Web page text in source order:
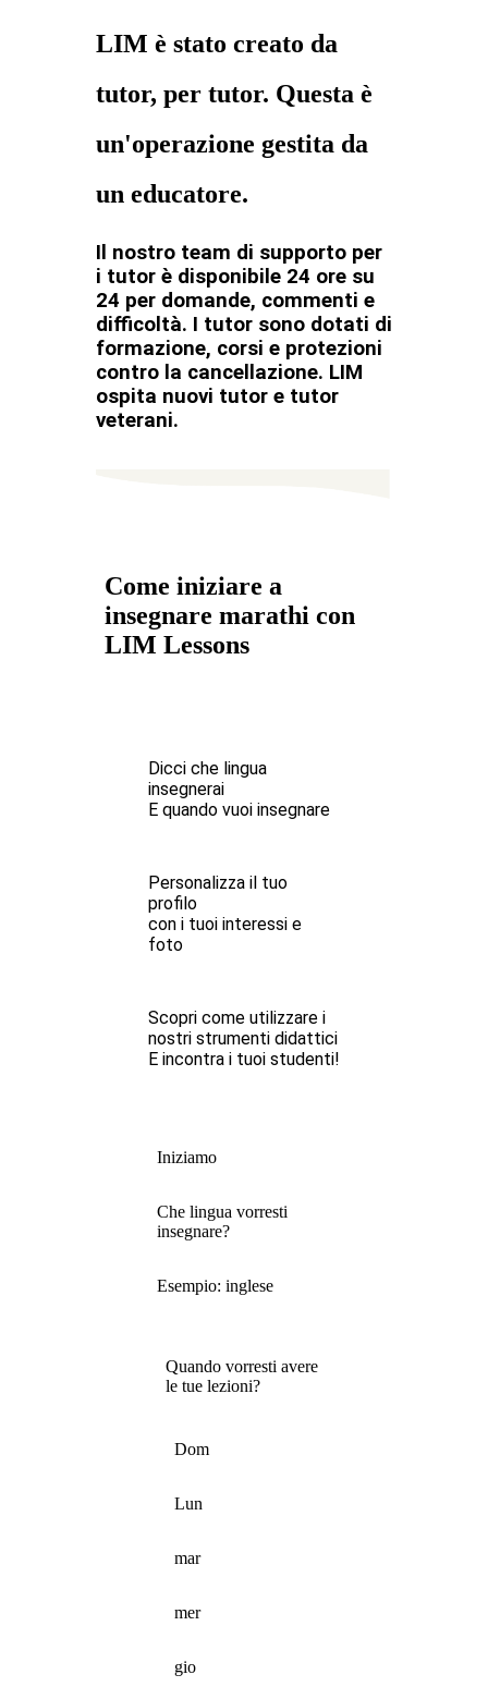
LIM è stato creato da
tutor, per tutor. Questa è
un'operazione gestita da
un educatore.
Il nostro team di supporto per
i tutor è disponibile 24 ore su
24 per domande, commenti e
difficoltà. I tutor sono dotati di
formazione, corsi e protezioni
contro la cancellazione. LIM
ospita nuovi tutor e tutor
veterani.
Come iniziare a
insegnare marathi con
LIM Lessons
Dicci che lingua
insegnerai
E quando vuoi insegnare
Personalizza il tuo
profilo
con i tuoi interessi e
foto
Scopri come utilizzare i
nostri strumenti didattici
E incontra i tuoi studenti!
Iniziamo
Che lingua vorresti
insegnare?
Esempio: inglese
Quando vorresti avere
le tue lezioni?
Dom
Lun
mar
mer
gio